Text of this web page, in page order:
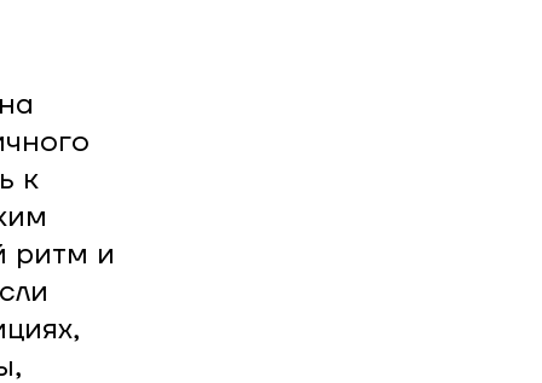
к
ритм и